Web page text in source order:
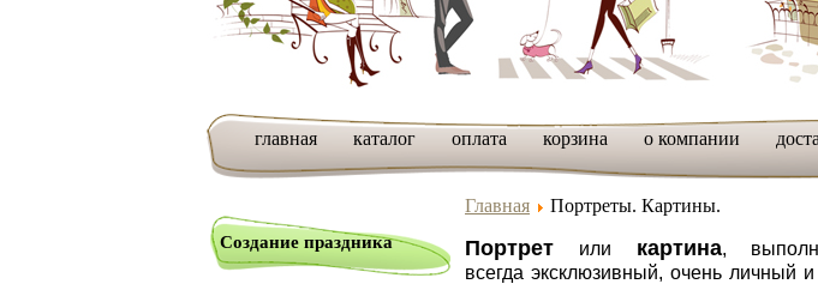
главная каталог оплата корзина о компании
Создание праздника
Главная Портреты. Картины.
Портрет или картина,
всегда эксклюзивный, очень личный